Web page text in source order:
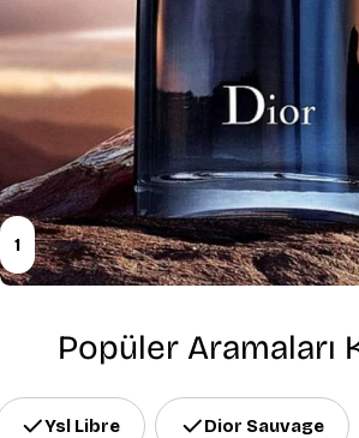
1
Popüler Aramaları
Ysl Libre Dior Sauvage